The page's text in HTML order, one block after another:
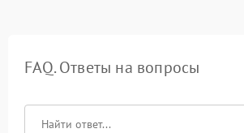
FAQ. Ответы на вопросы